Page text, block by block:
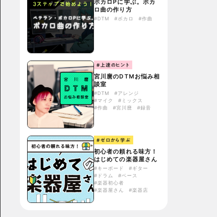
ボカロPに学ぶ。ボカ
ロ曲の作り方
#DTM #ボカロ #作曲
#上達のヒント
宮川麿のDTMお悩み相
談室
#DTM
#アレンジ
#マイク
#ミックス
#作曲
#宮川麿 #録音
#ゼロから学ぶ
初心者の頼れる味方！
はじめての楽器屋さん
#キーボード
#ギター
#ドラム
#ベース
#楽器初心者
#楽器屋さん
#楽器店